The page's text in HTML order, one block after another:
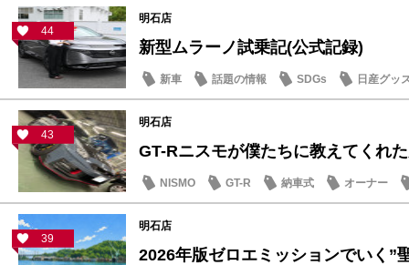
44
明石店
新型ムラーノ試乗記(公式記録)
新車 話題の情報 SDGs 日産グッ
43
明石店
GT-Rニスモが僕たちに教えてくれ
NISMO GT-R 納車式 オーナー
39
明石店
2026年版ゼロエミッションでいく”